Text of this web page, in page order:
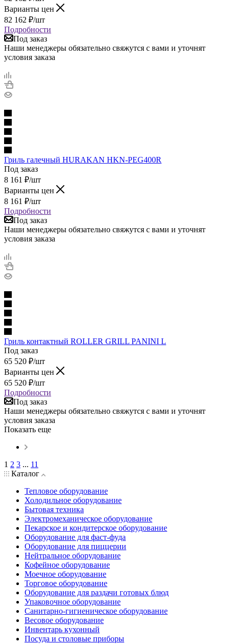
Варианты цен
82 162 ₽/шт
Подробности
Под заказ
Наши менеджеры обязательно свяжутся с вами и уточнят
условия заказа
Гриль галечный HURAKAN HKN-PEG400R
Под заказ
8 161 ₽/шт
Варианты цен
8 161 ₽/шт
Подробности
Под заказ
Наши менеджеры обязательно свяжутся с вами и уточнят
условия заказа
Гриль контактный ROLLER GRILL PANINI L
Под заказ
65 520 ₽/шт
Варианты цен
65 520 ₽/шт
Подробности
Под заказ
Наши менеджеры обязательно свяжутся с вами и уточнят
условия заказа
Показать еще
1 2 3 ... 11
Каталог
Тепловое оборудование
Холодильное оборудование
Бытовая техника
Электромеханическое оборудование
Пекарское и кондитерское оборудование
Оборудование для фаст-фуда
Оборудование для пиццерии
Нейтральное оборудование
Кофейное оборудование
Моечное оборудование
Торговое оборудование
Оборудование для раздачи готовых блюд
Упаковочное оборудование
Санитарно-гигиеническое оборудование
Весовое оборудование
Инвентарь кухонный
Посуда и столовые приборы